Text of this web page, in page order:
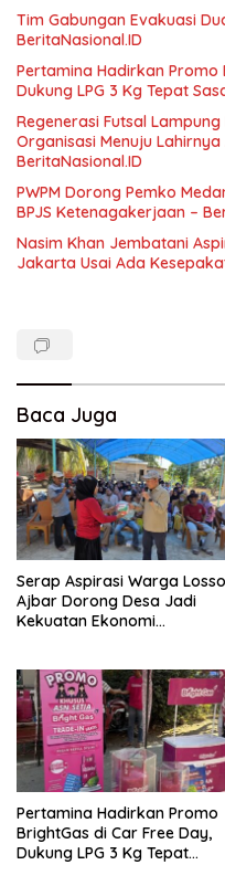
Tim Gabungan Evakuasi
BeritaNasional.ID
Pertamina Hadirkan Promo
Dukung LPG 3 Kg Tepat
Regenerasi Futsal
Organisasi Menuju
BeritaNasional.ID
PWPM Dorong Pemko
BPJS Ketenagakerjaan –
Nasim Khan Jembatani
Jakarta Usai Ada
Baca Juga
Serap Aspirasi Warga
Ajbar Dorong Desa Jadi
Kekuatan Ekonomi
Pertamina Hadirkan Promo
BrightGas di Car Free Day,
Dukung LPG 3 Kg Tepat